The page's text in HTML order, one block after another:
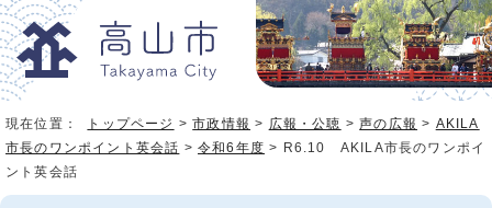
現在位置： トップページ >市政情報 > 広報・公聴 >声の広報 > AKILA
市長のワンポイント英会話 >令和6年度 > R6.10 AKILA市長のワンポイ
ント英会話